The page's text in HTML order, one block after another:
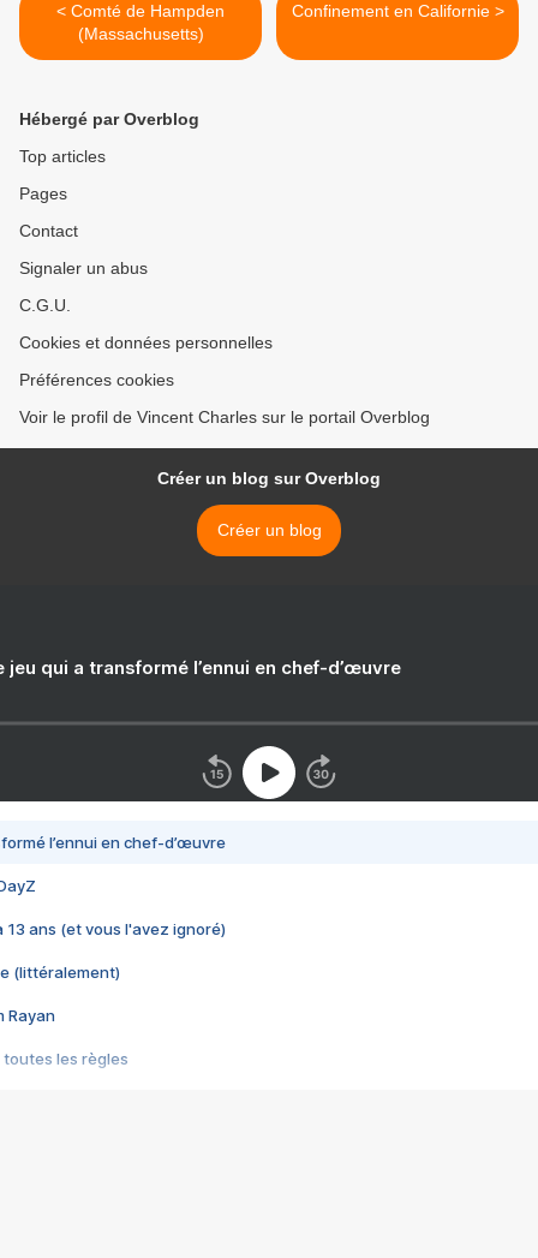
< Comté de Hampden
(Massachusetts)
Confinement en Californie >
Hébergé par Overblog
Top articles
Pages
Contact
Signaler un abus
C.G.U.
Cookies et données personnelles
Préférences cookies
Voir le profil de Vincent Charles sur le portail Overblog
Créer un blog sur Overblog
Créer un blog
jeu qui a transformé l’ennui en chef-d’œuvre
l’ennui en chef-d’œuvre
13 ans (et vous l'avez ignoré)
(littéralement)
Rayan
toutes les règles